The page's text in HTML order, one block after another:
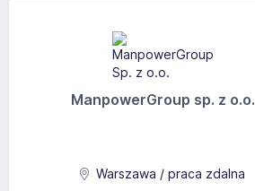
ManpowerGroup sp. z o.o.
Warszawa / praca zdalna